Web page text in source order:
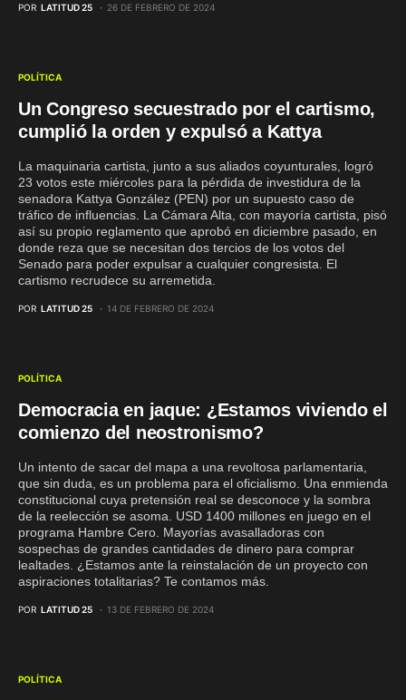
POR LATITUD 25 26 DE FEBRERO DE 2024
POLÍTICA
Un Congreso secuestrado por el cartismo,
cumplió la orden y expulsó a Kattya
La maquinaria cartista, junto a sus aliados coyunturales, logró
23 votos este miércoles para la pérdida de investidura de la
senadora Kattya González (PEN) por un supuesto caso de
tráfico de influencias. La Cámara Alta, con mayoría cartista, pisó
así su propio reglamento que aprobó en diciembre pasado, en
donde reza que se necesitan dos tercios de los votos del
Senado para poder expulsar a cualquier congresista. El
cartismo recrudece su arremetida.
POR LATITUD 25 14 DE FEBRERO DE 2024
POLÍTICA
Democracia en jaque: ¿Estamos viviendo el
comienzo del neostronismo?
Un intento de sacar del mapa a una revoltosa parlamentaria,
que sin duda, es un problema para el oficialismo. Una enmienda
constitucional cuya pretensión real se desconoce y la sombra
de la reelección se asoma. USD 1400 millones en juego en el
programa Hambre Cero. Mayorías avasalladoras con
sospechas de grandes cantidades de dinero para comprar
lealtades. ¿Estamos ante la reinstalación de un proyecto con
aspiraciones totalitarias? Te contamos más.
POR LATITUD 25 13 DE FEBRERO DE 2024
POLÍTICA